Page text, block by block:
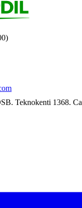
Teknokenti 1368.